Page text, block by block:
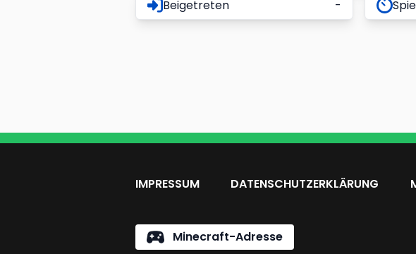
Beigetreten -
IMPRESSUM DATENSCHUTZERKLÄRUNG
Minecraft-Adresse